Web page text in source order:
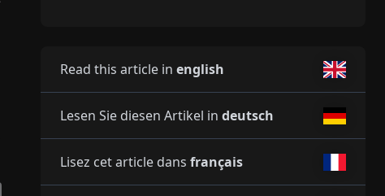
Read this article in english
Lesen Sie diesen Artikel in deutsch
Lisez cet article dans français